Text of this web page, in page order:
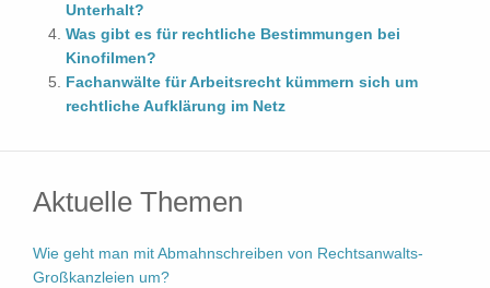
Unterhalt?
Was gibt es für rechtliche Bestimmungen bei
Kinofilmen?
Fachanwälte für Arbeitsrecht kümmern sich um
rechtliche Aufklärung im Netz
Aktuelle Themen
Wie geht man mit Abmahnschreiben von Rechtsanwalts-
Großkanzleien um?